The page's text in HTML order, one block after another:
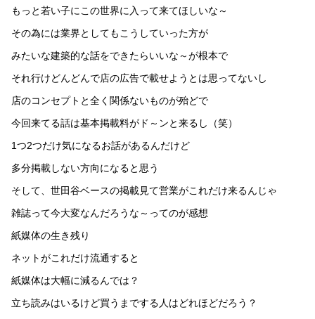
もっと若い子にこの世界に入って来てほしいな～
その為には業界としてもこうしていった方が
みたいな建築的な話をできたらいいな～が根本で
それ行けどんどんで店の広告で載せようとは思ってないし
店のコンセプトと全く関係ないものが殆どで
今回来てる話は基本掲載料がド～ンと来るし（笑）
1つ2つだけ気になるお話があるんだけど
多分掲載しない方向になると思う
そして、世田谷ベースの掲載見て営業がこれだけ来るんじゃ
雑誌って今大変なんだろうな～ってのが感想
紙媒体の生き残り
ネットがこれだけ流通すると
紙媒体は大幅に減るんでは？
立ち読みはいるけど買うまでする人はどれほどだろう？